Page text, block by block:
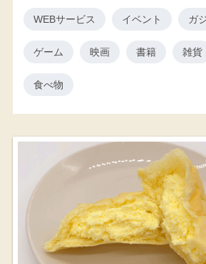
WEBサービス イベント ガ
ゲーム 映画 書籍 雑貨
食べ物